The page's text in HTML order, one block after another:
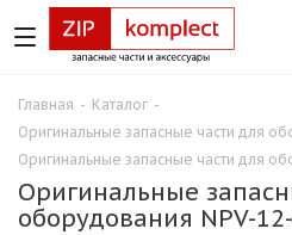
Главная - Каталог -
Оригинальные запасные части для
Оригинальные запасные части для
Оригинальные
оборудования NPV-